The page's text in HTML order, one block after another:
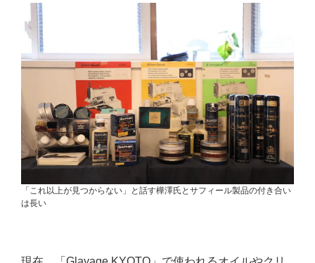
「これ以上が見つからない」と話す樺澤氏とサフィール製品の付き合い
は長い